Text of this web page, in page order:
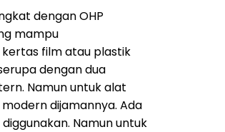
dengan OHP
mampu
film atau plastik
dengan dua
Namun untuk alat
dijamannya. Ada
Namun untuk